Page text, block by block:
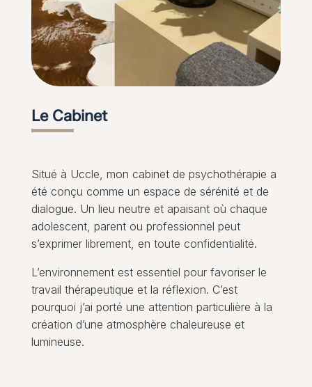
Le Cabinet
Situé à Uccle, mon cabinet de psychothérapie a
été conçu comme un espace de sérénité et de
dialogue. Un lieu neutre et apaisant où chaque
adolescent, parent ou professionnel peut
s’exprimer librement, en toute confidentialité.
L’environnement est essentiel pour favoriser le
travail thérapeutique et la réflexion. C’est
pourquoi j’ai porté une attention particulière à la
création d’une atmosphère chaleureuse et
lumineuse.